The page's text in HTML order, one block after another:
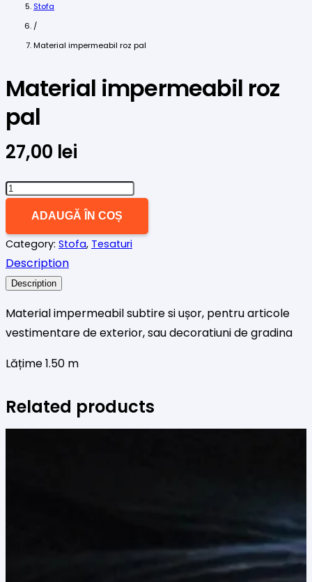
Stofa
/
Material impermeabil roz pal
Material impermeabil roz
pal
27,00 lei
Cantitate
roz
pal
ADAUGĂ ÎN COȘ
Category: Stofa, Tesaturi
Description
Description
Material impermeabil subtire si ușor, pentru articole
vestimentare de exterior, sau decoratiuni de gradina
Lățime 1.50 m
Related products